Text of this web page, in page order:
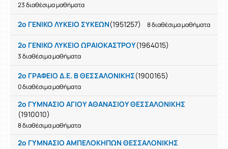
23 διαθέσιμα μαθήματα
2ο ΓΕΝΙΚΟ ΛΥΚΕΙΟ ΣΥΚΕΩΝ(1951257) 8 διαθέσιμα μαθήματα
2ο ΓΕΝΙΚΟ ΛΥΚΕΙΟ ΩΡΑΙΟΚΑΣΤΡΟΥ(1964015)
3 διαθέσιμα μαθήματα
2ο ΓΡΑΦΕΙΟ Δ.Ε. Β ΘΕΣΣΑΛΟΝΙΚΗΣ(1900165)
0 διαθέσιμα μαθήματα
2ο ΓΥΜΝΑΣΙΟ ΑΓΙΟΥ ΑΘΑΝΑΣΙΟΥ ΘΕΣΣΑΛΟΝΙΚΗΣ
(1910010)
8 διαθέσιμα μαθήματα
2ο ΓΥΜΝΑΣΙΟ ΑΜΠΕΛΟΚΗΠΩΝ ΘΕΣΣΑΛΟΝΙΚΗΣ